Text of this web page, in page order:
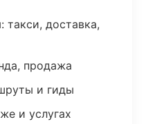
доставка,
продажа
и гиды
и услугах